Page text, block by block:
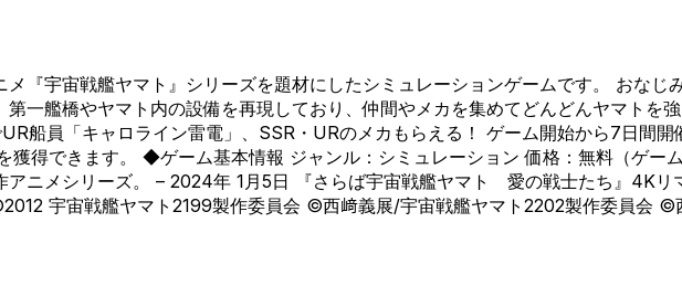
メ『宇宙戦艦ヤマト』シリーズを題材にしたシミュレーションゲームです。 おな
一艦橋やヤマト内の設備を再現しており、仲間やメカを集めてどんどんヤマトを
船員「キャロライン雷電」、SSR・URのメカもらえる！ ゲーム開始から7日間
獲得できます。 ◆ゲーム基本情報 ジャンル：シミュレーション 価格：無料（ゲー
アニメシリーズ。 – 2024年 1月5日 『さらば宇宙戦艦ヤマト 愛の戦士たち』
宇宙戦艦ヤマト2199製作委員会 ©西﨑義展/宇宙戦艦ヤマト2202製作委員会